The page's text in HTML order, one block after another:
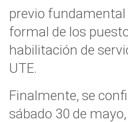
previo
formal de los
habilitación de
UTE.
Finalmente, se
sábado 30 de